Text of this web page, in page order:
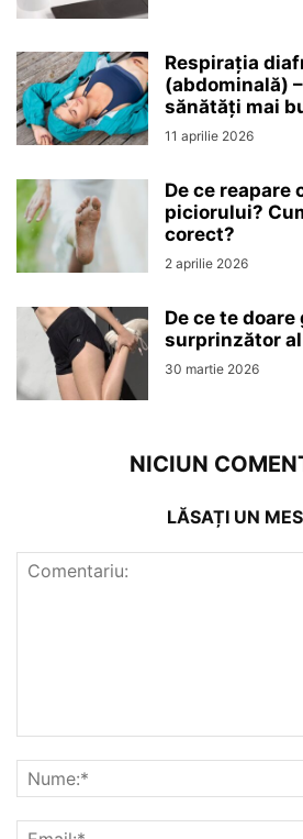
Respirația
(abdominală)
sănătăți mai
11 aprilie 2026
De ce reapare
piciorului?
corect?
2 aprilie 2026
De ce te
surprinzător
30 martie 2026
NICIUN
LĂSAȚI UN